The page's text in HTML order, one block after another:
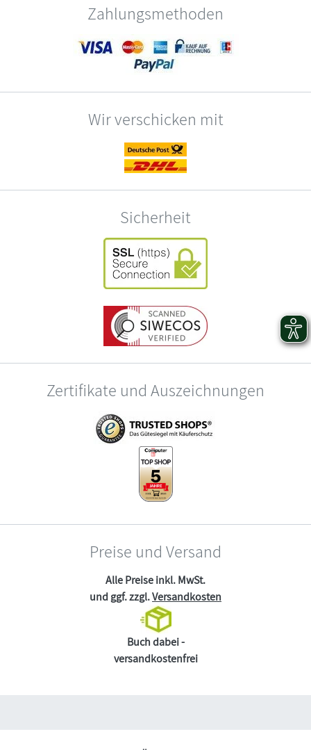
Zahlungsmethoden
Wir verschicken mit
Sicherheit
Zertifikate und Auszeichnungen
Preise und Versand
Alle Preise inkl. MwSt.
und ggf. zzgl.Versandkosten
Buch dabei -
versandkostenfrei